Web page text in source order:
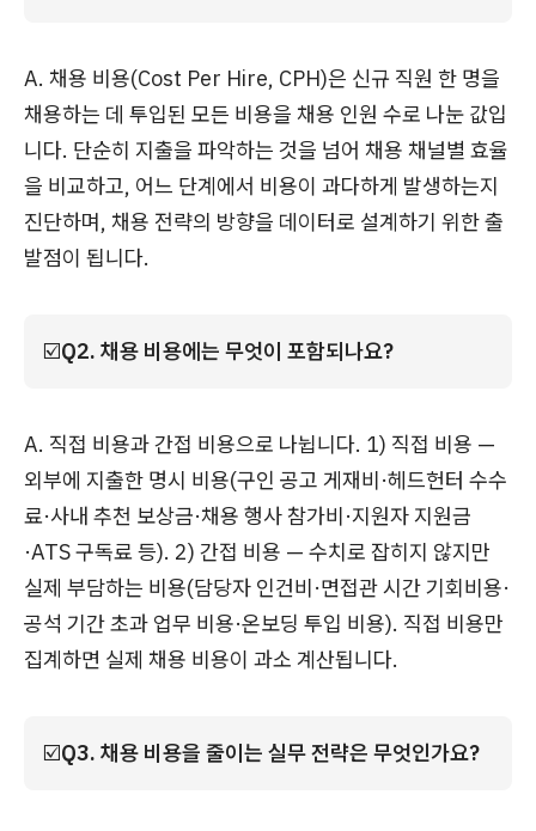
A. 채용 비용(Cost Per Hire, CPH)은 신규 직원 한 명을
채용하는 데 투입된 모든 비용을 채용 인원 수로 나눈 값입
니다. 단순히 지출을 파악하는 것을 넘어 채용 채널별 효율
을 비교하고, 어느 단계에서 비용이 과다하게 발생하는지
진단하며, 채용 전략의 방향을 데이터로 설계하기 위한 출
발점이 됩니다.
☑️Q2. 채용 비용에는 무엇이 포함되나요?
A. 직접 비용과 간접 비용으로 나뉩니다. 1) 직접 비용 —
외부에 지출한 명시 비용(구인 공고 게재비·헤드헌터 수수
료·사내 추천 보상금·채용 행사 참가비·지원자 지원금
·ATS 구독료 등). 2) 간접 비용 — 수치로 잡히지 않지만
실제 부담하는 비용(담당자 인건비·면접관 시간 기회비용·
공석 기간 초과 업무 비용·온보딩 투입 비용). 직접 비용만
집계하면 실제 채용 비용이 과소 계산됩니다.
☑️Q3. 채용 비용을 줄이는 실무 전략은 무엇인가요?